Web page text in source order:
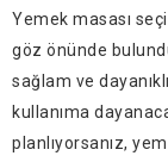
Yemek masası
göz önünde
sağlam ve
kullanıma
planlıyorsanız,